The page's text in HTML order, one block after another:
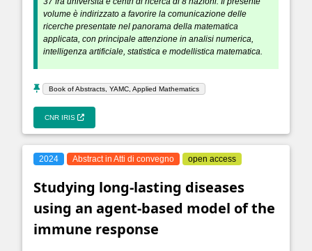
volume è indirizzato a favorire la comunicazione delle
ricerche presentate nel panorama della matematica
applicata, con principale attenzione in analisi numerica,
intelligenza artificiale, statistica e modellistica matematica.
Book of Abstracts, YAMC, Applied Mathematics
CNR IRIS
2024 Abstract in Atti di convegno open access
Studying long-lasting diseases
using an agent-based model of the
immune response